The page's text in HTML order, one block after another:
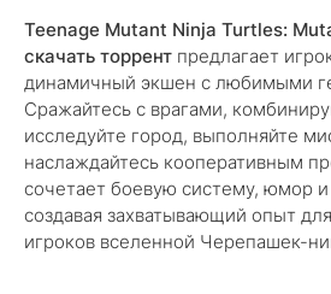
Teenage Mutant Ninja Turtles:
скачать торрент предлагает
динамичный экшен с любимыми
Сражайтесь с врагами,
исследуйте город, выполняйте
наслаждайтесь кооперативным
сочетает боевую систему, юмор
создавая захватывающий опыт
игроков вселенной Черепашек-